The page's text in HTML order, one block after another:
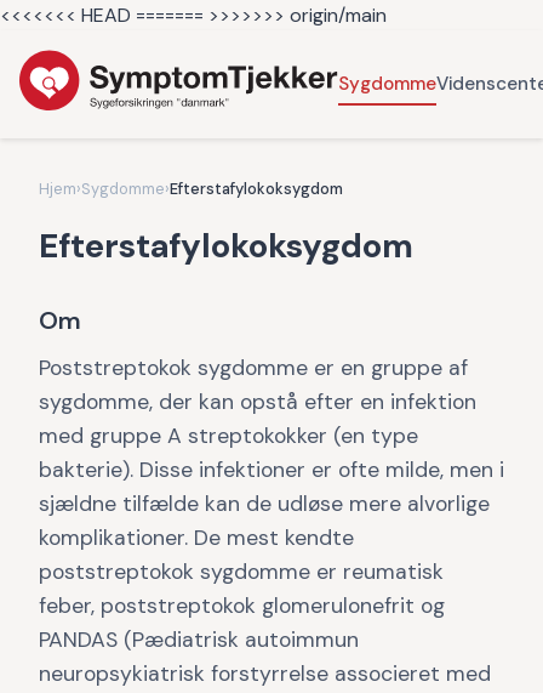
<<<<<<< HEAD ======= >>>>>>> origin/main
Sygdomme
Hjem›Sygdomme›Efterstafylokoksygdom
Efterstafylokoksygdom
Om
Poststreptokok sygdomme er en gruppe af
sygdomme, der kan opstå efter en infektion
med gruppe A streptokokker (en type
bakterie). Disse infektioner er ofte milde, men i
sjældne tilfælde kan de udløse mere alvorlige
komplikationer. De mest kendte
poststreptokok sygdomme er reumatisk
feber, poststreptokok glomerulonefrit og
PANDAS (Pædiatrisk autoimmun
neuropsykiatrisk forstyrrelse associeret med